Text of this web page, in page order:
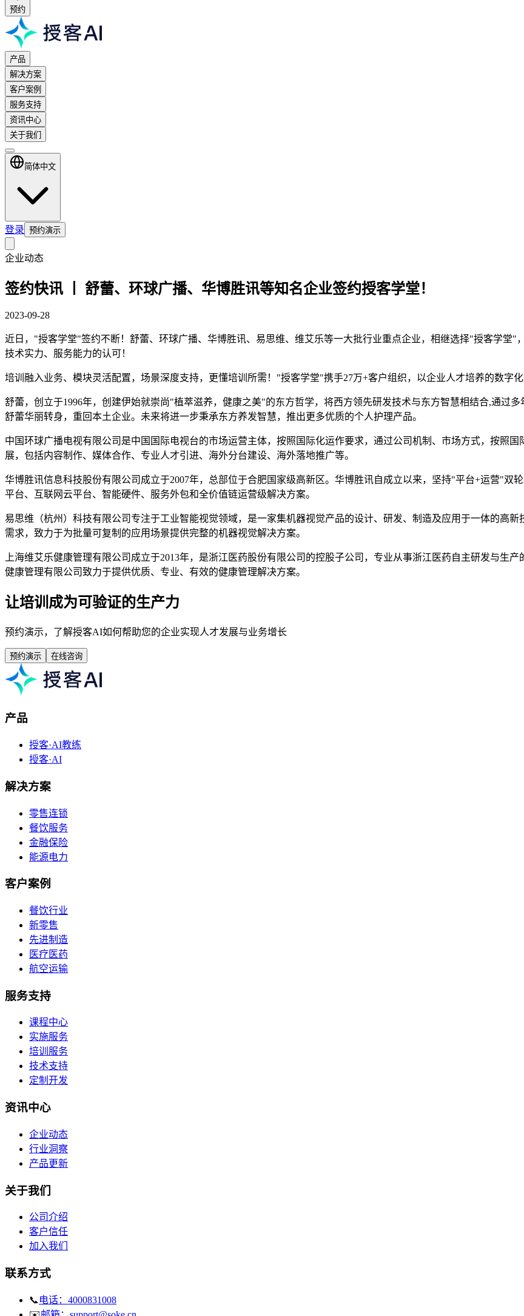
预约
产品
解决方案
客户案例
服务支持
资讯中心
关于我们
简体中文
登录 预约演示
企业动态
签约快讯 丨 舒蕾、环球广播、华博胜讯等知名企业签约授客学堂！
2023-09-28
近日，"授客学堂"签约不断！舒蕾、环球广播、华博胜讯、易思维、维艾乐等一大批行业重点企业，相继选择"授客学堂"
技术实力、服务能力的认可！
培训融入业务、模块灵活配置，场景深度支持，更懂培训所需！"授客学堂"携手27万+客户组织，以企业人才培养的数字化
舒蕾，创立于1996年，创建伊始就崇尚"植萃滋养，健康之美"的东方哲学，将西方领先研发技术与东方智慧相结合,通过
舒蕾华丽转身，重回本土企业。未来将进一步秉承东方养发智慧，推出更多优质的个人护理产品。
中国环球广播电视有限公司是中国国际电视台的市场运营主体，按照国际化运作要求，通过公司机制、市场方式，按照
展，包括内容制作、媒体合作、专业人才引进、海外分台建设、海外落地推广等。
华博胜讯信息科技股份有限公司成立于2007年，总部位于合肥国家级高新区。华博胜讯自成立以来，坚持"平台+运营"双
平台、互联网云平台、智能硬件、服务外包和全价值链运营级解决方案。
易思维（杭州）科技有限公司专注于工业智能视觉领域，是一家集机器视觉产品的设计、研发、制造及应用于一体的高
需求，致力于为批量可复制的应用场景提供完整的机器视觉解决方案。
上海维艾乐健康管理有限公司成立于2013年，是浙江医药股份有限公司的控股子公司，专业从事浙江医药自主研发与生
健康管理有限公司致力于提供优质、专业、有效的健康管理解决方案。
让培训成为可验证的生产力
预约演示，了解授客AI如何帮助您的企业实现人才发展与业务增长
预约演示 在线咨询
产品
授客·AI教练
授客·AI
解决方案
零售连锁
餐饮服务
金融保险
能源电力
客户案例
餐饮行业
新零售
先进制造
医疗医药
航空运输
服务支持
课程中心
实施服务
培训服务
技术支持
定制开发
资讯中心
企业动态
行业洞察
产品更新
关于我们
公司介绍
客户信任
加入我们
联系方式
📞 电话：4000831008